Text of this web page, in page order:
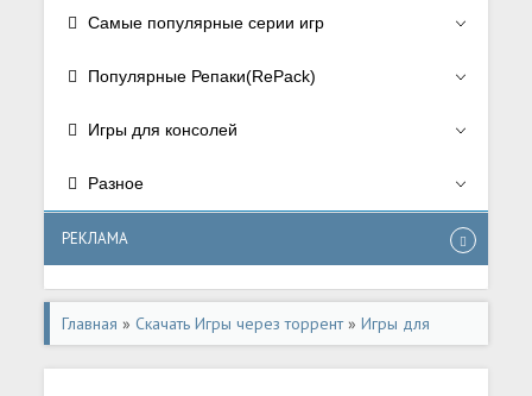
Самые популярные серии игр
Популярные Репаки(RePack)
Игры для консолей
Разное
РЕКЛАМА
Главная » Скачать Игры через торрент»Игры для
консолей»Игры для Nintendo Switch